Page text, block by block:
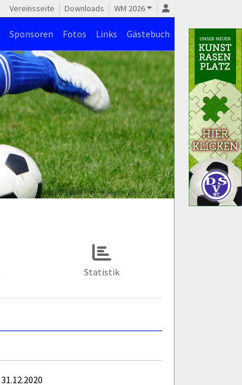
Vereinsseite Downloads WM 2026
Sponsoren Fotos Links Gästebuch
Statistik
31.12.2020